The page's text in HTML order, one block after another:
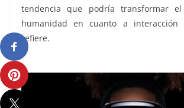
tendencia que podría transformar
humanidad en cuanto a interacción
refiere.